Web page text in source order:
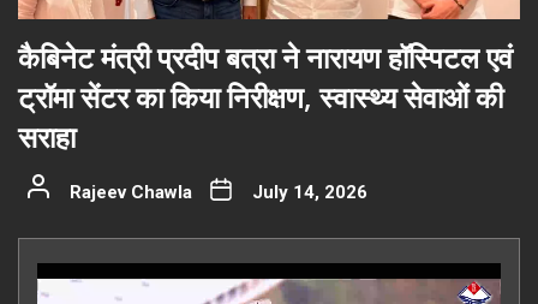
कैबिनेट मंत्री प्रदीप बत्रा ने नारायण हॉस्पिटल एवं
ट्रॉमा सेंटर का किया निरीक्षण, स्वास्थ्य सेवाओं की
सराहा
Rajeev Chawla July 14, 2026